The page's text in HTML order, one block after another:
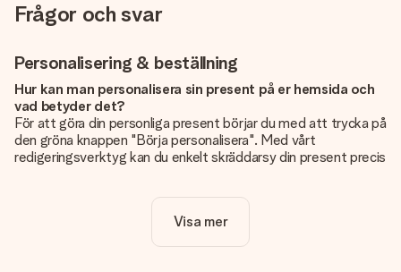
Frågor och svar
Personalisering & beställning
Hur kan man personalisera sin present på er hemsida och
vad betyder det?
För att göra din personliga present börjar du med att trycka på
den gröna knappen "Börja personalisera". Med vårt
redigeringsverktyg kan du enkelt skräddarsy din present precis
Kostar det något extra att personalisera sin present?
Visa mer